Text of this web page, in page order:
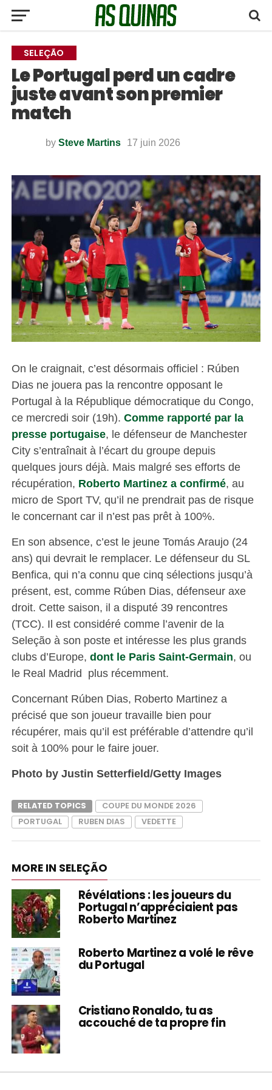
SELEÇÃO
Le Portugal perd un cadre
juste avant son premier
match
by Steve Martins 17 juin 2026
On le craignait, c’est désormais officiel : Rúben
Dias ne jouera pas la rencontre opposant le
Portugal à la République démocratique du Congo,
ce mercredi soir (19h). Comme rapporté par la
presse portugaise, le défenseur de Manchester
City s’entraînait à l’écart du groupe depuis
quelques jours déjà. Mais malgré ses efforts de
récupération, Roberto Martinez a confirmé, au
micro de Sport TV, qu’il ne prendrait pas de risque
le concernant car il n’est pas prêt à 100%.
En son absence, c’est le jeune Tomás Araujo (24
ans) qui devrait le remplacer. Le défenseur du SL
Benfica, qui n’a connu que cinq sélections jusqu’à
présent, est, comme Rúben Dias, défenseur axe
droit. Cette saison, il a disputé 39 rencontres
(TCC). Il est considéré comme l’avenir de la
Seleção à son poste et intéresse les plus grands
clubs d’Europe, dont le Paris Saint-Germain, ou
le Real Madrid plus récemment.
Concernant Rúben Dias, Roberto Martinez a
précisé que son joueur travaille bien pour
récupérer, mais qu’il est préférable d’attendre qu’il
soit à 100% pour le faire jouer.
Photo by Justin Setterfield/Getty Images
RELATED TOPICS
COUPE DU MONDE 2026
PORTUGAL
RUBEN DIAS VEDETTE
MORE IN SELEÇÃO
Révélations : les joueurs du
Portugal n’appréciaient pas
Roberto Martinez
Roberto Martinez a volé le rêve
du Portugal
Cristiano Ronaldo, tu as
accouché de ta propre fin